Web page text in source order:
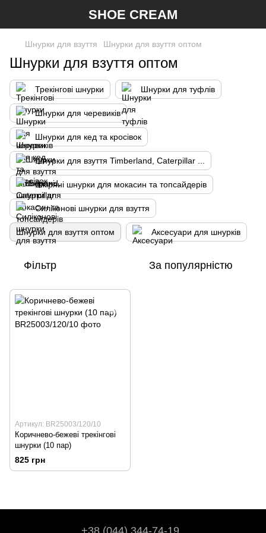
SHOE CREAM
Шнурки для взуття Шнурки для взуття оптом
Шнурки для взуття оптом
Трекінгові шнурки Шнурки для туфлів
Шнурки для черевиків
Шнурки для кед та кросівок
Шнурки для взуття Timberland, Caterpillar ...
Шкіряні шнурки для мокасин та топсайдерів
Силіконові шнурки для взуття
Шнурки для взуття оптом Аксесуари для шнурків
Фільтр За популярністю
Артикул: BR25003/120/10
Коричнево-бежеві трекінгові
шнурки (10 пар)
825 грн